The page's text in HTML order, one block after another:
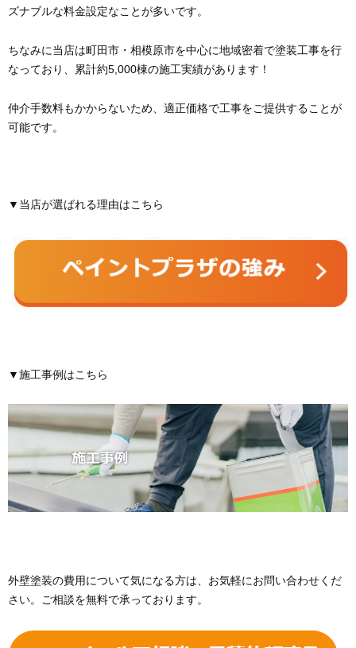
ズナブルな料金設定なことが多いです。
ちなみに当店は町田市・相模原市を中心に地域密着で塗装工事を行
なっており、累計約5,000棟の施工実績があります！
仲介手数料もかからないため、適正価格で工事をご提供することが
可能です。
▼当店が選ばれる理由はこちら
▼施工事例はこちら
外壁塗装の費用について気になる方は、お気軽にお問い合わせくだ
さい。ご相談を無料で承っております。